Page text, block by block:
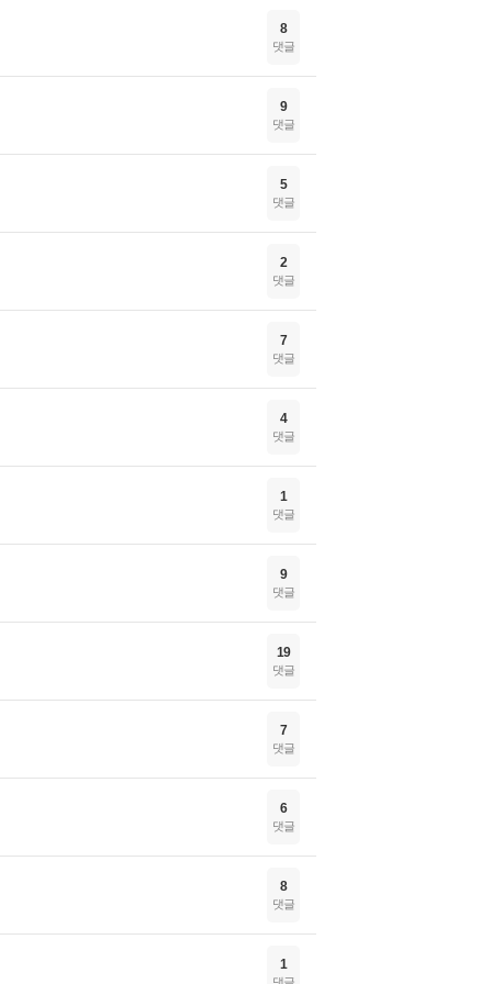
8
댓글
9
댓글
5
댓글
2
댓글
7
댓글
4
댓글
1
댓글
9
댓글
19
댓글
7
댓글
6
댓글
8
댓글
1